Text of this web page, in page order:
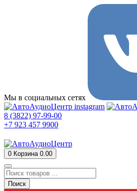
Мы в социальных сетях
8 (3822) 97-99-00
+7 923 457 9900
0 Корзина 0.00
Поиск